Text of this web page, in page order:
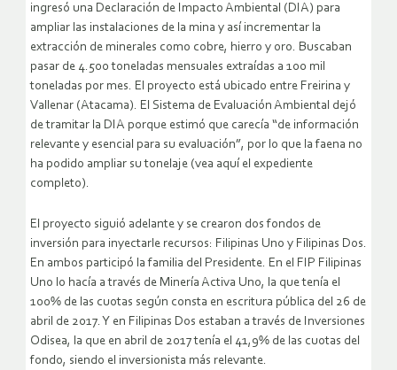
ingresó una Declaración de Impacto Ambiental (DIA) para
ampliar las instalaciones de la mina y así incrementar la
extracción de minerales como cobre, hierro y oro. Buscaban
pasar de 4.500 toneladas mensuales extraídas a 100 mil
toneladas por mes. El proyecto está ubicado entre Freirina y
Vallenar (Atacama). El Sistema de Evaluación Ambiental dejó
de tramitar la DIA porque estimó que carecía “de información
relevante y esencial para su evaluación”, por lo que la faena no
ha podido ampliar su tonelaje (vea aquí el expediente
completo).
El proyecto siguió adelante y se crearon dos fondos de
inversión para inyectarle recursos: Filipinas Uno y Filipinas Dos.
En ambos participó la familia del Presidente. En el FIP Filipinas
Uno lo hacía a través de Minería Activa Uno, la que tenía el
100% de las cuotas según consta en escritura pública del 26 de
abril de 2017. Y en Filipinas Dos estaban a través de Inversiones
Odisea, la que en abril de 2017 tenía el 41,9% de las cuotas del
fondo, siendo el inversionista más relevante.